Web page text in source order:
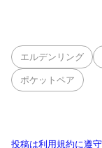
エルデンリング
ポケットペア